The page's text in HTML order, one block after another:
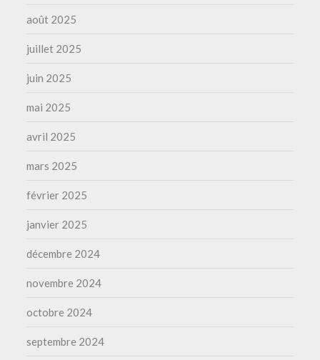
août 2025
juillet 2025
juin 2025
mai 2025
avril 2025
mars 2025
février 2025
janvier 2025
décembre 2024
novembre 2024
octobre 2024
septembre 2024